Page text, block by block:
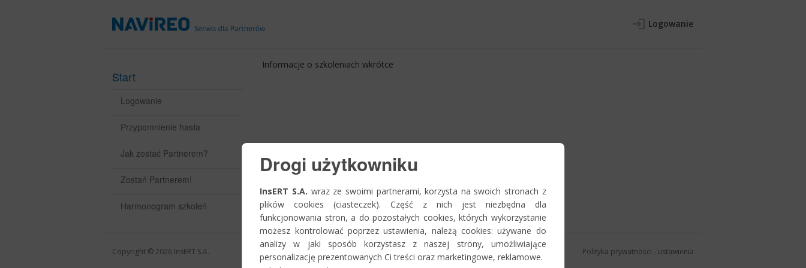
Logowanie
Start
Logowanie
Przypomnienie hasła
Jak zostać Partnerem?
Zostań Partnerem!
Harmonogram szkoleń
Informacje o szkoleniach wkrótce
Copyright © 2026 InsERT S.A. Polityka prywatności - ustawienia
Drogi użytkowniku
InsERT S.A. wraz ze swoimi partnerami, korzysta na swoich stronach z
plików cookies (ciasteczek). Część z nich jest niezbędna dla
funkcjonowania stron, a do pozostałych cookies, których wykorzystanie
możesz kontrolować poprzez ustawienia, należą cookies: używane do
analizy w jaki sposób korzystasz z naszej strony, umożliwiające
personalizację prezentowanych Ci treści oraz marketingowe, reklamowe.